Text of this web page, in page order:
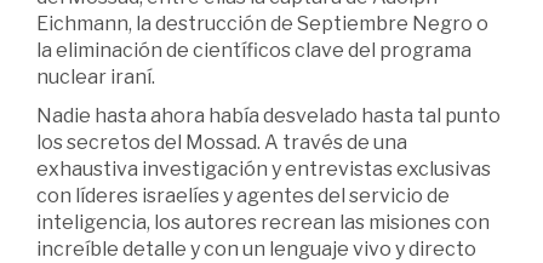
Eichmann, la destrucción de Septiembre Negro o
la eliminación de científicos clave del programa
nuclear iraní.
Nadie hasta ahora había desvelado hasta tal punto
los secretos del Mossad. A través de una
exhaustiva investigación y entrevistas exclusivas
con líderes israelíes y agentes del servicio de
inteligencia, los autores recrean las misiones con
increíble detalle y con un lenguaje vivo y directo